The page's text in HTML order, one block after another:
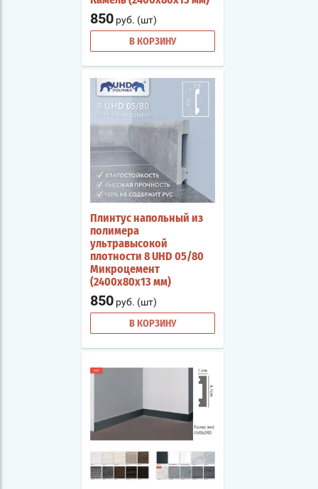
850 руб. (шт)
В КОРЗИНУ
Плинтус напольный из
полимера
ультравысокой
плотности 8 UHD 05/80
Микроцемент
(2400х80х13 мм)
850 руб. (шт)
В КОРЗИНУ